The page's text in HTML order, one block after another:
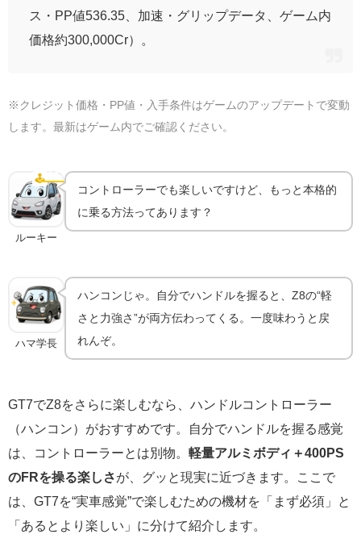
ス・PP値536.35、加速・グリップデータ、ゲーム内
価格約300,000Cr）。
※クレジット価格・PP値・入手条件はゲームのアップデートで変動
します。最新はゲーム内でご確認ください。
🕹️ ハンコン
ハンコンで乗るともっと気持ちいい｜機材ガイド
ルーキー
コントローラーでも楽しいですけど、もっと本格的
に乗る方法ってあります？
ハマ学長
ハンコンじゃ。自分でハンドルを握ると、Z8の“軽
さと力強さ”が両方伝わってくる。一度味わうと戻
れんぞ。
GT7でZ8をさらに楽しむなら、ハンドルコントローラー
（ハンコン）がおすすめです。自分でハンドルを握る感覚
は、コントローラーとは別物。 軽量アルミボディ＋400PS
のFRを操る楽しさが、グッと現実に近づきます。ここで
は、GT7を“実車感覚”で楽しむための機材を「まず必須」と
「あるとより楽しい」に分けて紹介します。